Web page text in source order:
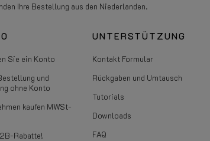
Ihre Bestellung aus den Niederlanden.
Sie ein Konto
und
ohne Konto
kaufen MWSt-
Rabatte!
UNTERSTÜTZUNG
Kontakt Formular
Rückgaben und Umtausch
Tutorials
Downloads
FAQ